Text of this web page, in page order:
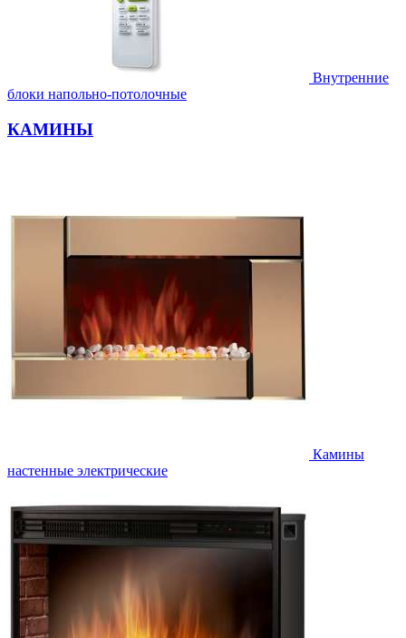
Внутренние
блоки напольно-потолочные
КАМИНЫ
Камины
настенные электрические